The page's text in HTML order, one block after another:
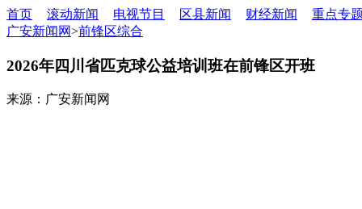
首页 滚动新闻 电视节目 区县新闻 财经新闻
重点专
广安新闻网>前锋区综合
2026年四川省匹克球公益培训班在前锋区开班
来源：广安新闻网